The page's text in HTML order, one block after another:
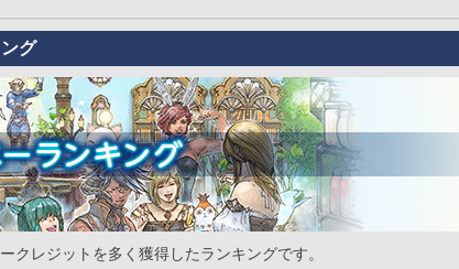
グ
クレジットを多く獲得したランキングです。